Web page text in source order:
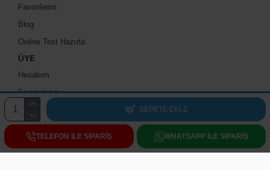
SEPETE EKLE
TELEFON ILE SIPARIŞ WHATSAPP ILE SIPARIŞ
Favorilerim
Blog
Online Test Hazırla
ÜYE
Hesabım
Siparişlerim
Sepetim